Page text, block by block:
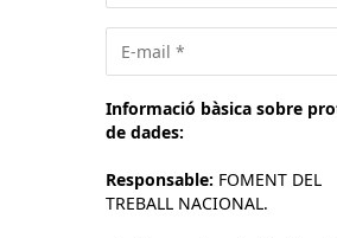
Informació bàsica sobre
de dades:
Responsable: FOMENT DEL
TREBALL NACIONAL.